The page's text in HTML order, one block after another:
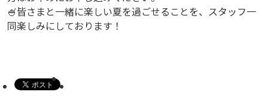
🍧皆さまと一緒に楽しい夏を過ごせることを、スタッフ一
同楽しみにしております！